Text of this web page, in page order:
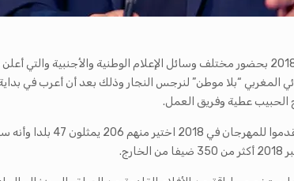
انعقدت يوم 17 اكتوبر الندوة الصحفية لأيام قرطاج السينمائية 2018 بحضور مختلف
المغربي “بلا موطن” لنرجس النجار وذلك بعد أن أعرب في
الحبيب عطية وفريق العمل.